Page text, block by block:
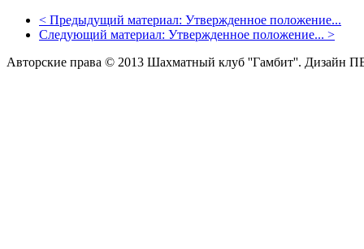
< Предыдущий материал: Утвержденное положение...
Следующий материал: Утвержденное положение... >
Авторские права © 2013 Шахматный клуб ''Гамбит''. Дизайн